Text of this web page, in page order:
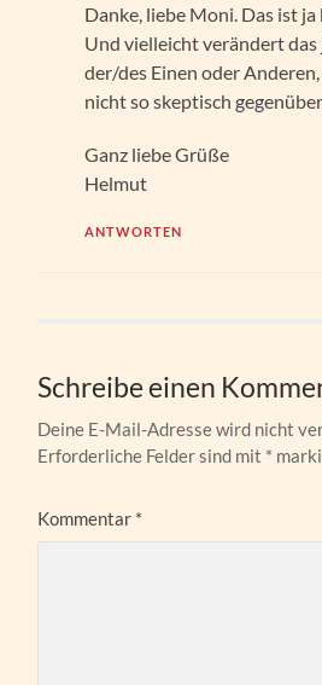
Danke, liebe Moni. Das ist ja
Und vielleicht verändert das
der/des Einen oder
nicht so skeptisch
Ganz liebe Grüße
Helmut
ANTWORTEN
Schreibe einen
Deine E-Mail-Adresse wird nicht
Erforderliche Felder sind mit *
Kommentar *